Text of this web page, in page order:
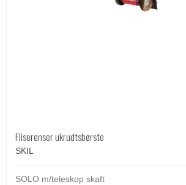
Fliserenser ukrudtsbørste
SKIL
SOLO m/teleskop skaft